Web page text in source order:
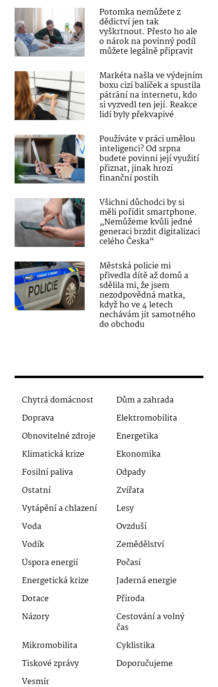
Potomka nemůžete z
dědictví jen tak
vyškrtnout. Přesto ho ale
o nárok na povinný podíl
můžete legálně připravit
Markéta našla ve výdejním
boxu cizí balíček a spustila
pátrání na internetu, kdo
si vyzvedl ten její. Reakce
lidí byly překvapivé
Používáte v práci umělou
inteligenci? Od srpna
budete povinni její využití
přiznat, jinak hrozí
finanční postih
Všichni důchodci by si
měli pořídit smartphone.
„Nemůžeme kvůli jedné
generaci brzdit digitalizaci
celého Česka“
Městská policie mi
přivedla dítě až domů a
sdělila mi, že jsem
nezodpovědná matka,
když ho ve 4 letech
nechávám jít samotného
do obchodu
Chytrá domácnost
Dům a zahrada
Doprava
Elektromobilita
Obnovitelné zdroje
Energetika
Klimatická krize
Ekonomika
Fosilní paliva
Odpady
Ostatní
Zvířata
Vytápění a chlazení
Lesy
Voda
Ovzduší
Vodík
Zemědělství
Úspora energií
Počasí
Energetická krize
Jaderná energie
Dotace
Příroda
Názory
Cestování a volný
čas
Mikromobilita
Cyklistika
Tiskové zprávy
Doporučujeme
Vesmír